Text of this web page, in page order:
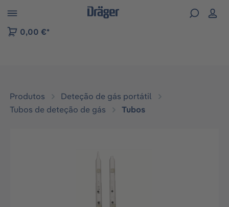
to B2B platform navigation
0,00 €*
Produtos
Deteção de gás portátil
Tubos de deteção de gás
Tubos